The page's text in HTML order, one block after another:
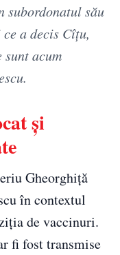
subordonatul său
a decis Cîțu,
sunt acum
și
Gheorghiță
în contextul
de vaccinuri.
fi fost transmise